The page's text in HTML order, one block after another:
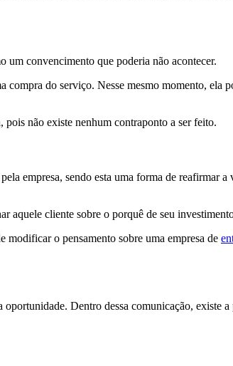
um convencimento que poderia não acontecer.
compra do serviço. Nesse mesmo momento, ela
não existe nenhum contraponto a ser feito.
empresa, sendo esta uma forma de reafirmar
aquele cliente sobre o porquê de seu
modificar o pensamento sobre uma empresa de
Dentro dessa comunicação, existe